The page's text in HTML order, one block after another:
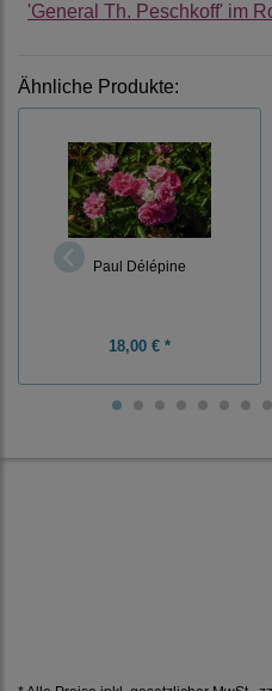
'General Th. Peschkoff' im
Ähnliche Produkte:
Paul Délépine
18,00 € *